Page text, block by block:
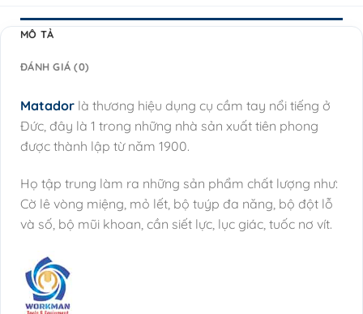
MÔ TẢ
ĐÁNH GIÁ (0)
Matador là thương hiệu dụng cụ cầm tay nổi tiếng ở
Đức, đây là 1 trong những nhà sản xuất tiên phong
được thành lập từ năm 1900.
Họ tập trung làm ra những sản phẩm chất lượng như:
Cờ lê vòng miệng, mỏ lết, bộ tuýp đa năng, bộ đột lỗ
và số, bộ mũi khoan, cần siết lực, lục giác, tuốc nơ vít.